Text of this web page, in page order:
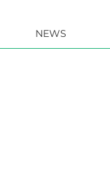
NEWS